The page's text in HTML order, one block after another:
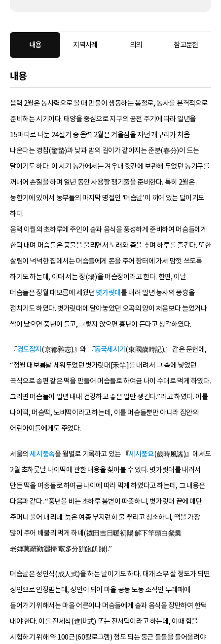
내용 지역사례 의의 참고문헌
내용
음력 2월은 농사력으로 볼 때 만물이 생동하는 봄철로, 농사를 본격적으로
준비하는 시기이다. 태양을 중심으로 지구의 공전 주기에 따라 일년을
15마디로 나눈 24절기 중 음력 2월은 겨울잠을 자던 개구리가 처음
나온다는 경칩(驚蟄)과 낮과 밤의 길이가 같아지는 춘분(春分)이 드는
달이기도 하다. 이 시기 농가에서는 겨우내 헛간에 보관해 두었던 농기구를
꺼내어 손질을 하며 일년 동안 사용할 쟁기줄을 준비한다. 특히 2월은
농한기에 있어서 농부들의 마지막 명절인 ‘머슴날’이 끼어 있는 달이기도
하다.
음력 이월의 초하루에 주인이 술과 음식을 풍성하게 준비하여 머슴들에게
한턱 내며 머슴들은 풍물을 울리면서 노래와 춤을 추며 하루를 즐긴다. 또한
살림이 넉넉한 집에서는 머슴들에게 돈을 주어 장터에 가서 맘껏 쓰도록
하기도 하는데, 이때 서는 장(場)을 머슴장이라고 한다. 한편, 이날
머슴들은 정월 대보름에 세웠던 볏가릿대 를 내려 일년 농사의 풍흉을
점치기도 하였다. 볏가릿대에 달아놓았던 오곡의 양이 처음보다 늘었거나
싹이 났으면 풍년이 들고, 그렇지 않으면 흉년이 든다고 생각하였다.
『경도잡지 (京都雜志)』와 『동국세시기 (東國歲時記)』 같은 문헌에,
“정월 대보름날 세워두었던 볏가릿대[禾竿]를 내려서 그 속에 넣었던
곡식으로 송편 같은 떡을 만들어 머슴들로 하여금 나이 수대로 먹게 하였다.
그러면 머슴들이 일년 내내 건강하고 좋은 일만 생긴다.”라고 하였다. 이를
나이떡, 머슴떡, 노비떡이라고 하는데, 이를 머슴들뿐만 아니라 집안의
어린아이들에게도 주었다.
서울의세시풍속을 월별로 기록하고 있는 『세시풍요(歲時風謠)』에서도
2월 초하룻날 나이떡에 관한 내용을 찾아볼 수 있다. 볏가릿대를 내려서
만든 떡을 여종들로 하여금 나이에 따라 먹게 하였다고 하는데, 그 내용은
다음과 같다. “풍년을 비는 초하루 봄볕이 따뜻하니, 볏가릿대 끝에 매단
주머니 풀어 내리네. 늙은 여종 부지런히 물 뿌리고 청소하니, 떡을 가장
많이 주어 배불리 먹게 하네(禳田吉日暖初陽 解下竿頭白粲囊
老婢莫辭勤灑掃 㝡多分餠飽飢腸).”
머슴날은 성인식(成人式)을 하는 날이기도 하다. 대개 스무 살 정도가 되면
성인으로 인정받는데, 성인이 되어 마을 공동 노동 조직인 두레패에
들어가기 위해서는 마을 어른이나 머슴들에게 술과 음식을 장만하여 한턱
내야 한다. 이를 진세식(進世式) 또는 진서턱이라고 하는데, 이때 힘을
시험하기 위해 약 100근(60킬로그램) 정도 되는 둥근 들돌을 들어올려야